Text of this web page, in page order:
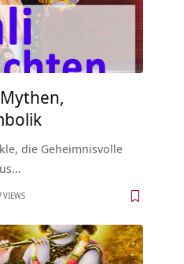
die Geheimnisvolle
VIEWS